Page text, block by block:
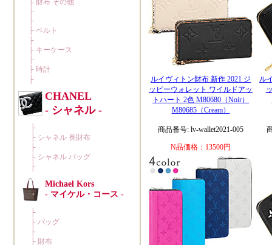
ルイヴィトン財布 新作 2021 ジ
ッピーウォレット ワイルドアッ
トハート 2色 M80680（Noir）
M80685（Cream）
商品番号: lv-wallet2021-005
N品価格：13500円
ル